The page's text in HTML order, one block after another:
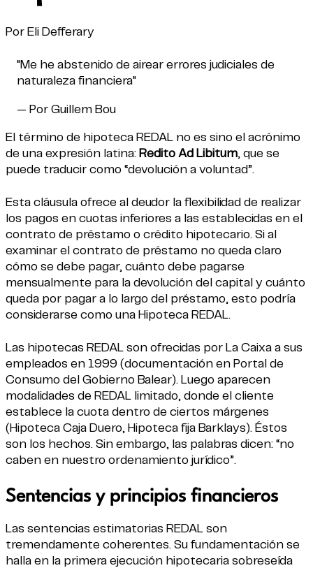
Por Eli Defferary
"Me he abstenido de airear errores judiciales de
naturaleza financiera"
— Por Guillem Bou
El término de hipoteca REDAL no es sino el acrónimo
de una expresión latina: Redito Ad Libitum, que se
puede traducir como “devolución a voluntad”.
Esta cláusula ofrece al deudor la flexibilidad de realizar
los pagos en cuotas inferiores a las establecidas en el
contrato de préstamo o crédito hipotecario. Si al
examinar el contrato de préstamo no queda claro
cómo se debe pagar, cuánto debe pagarse
mensualmente para la devolución del capital y cuánto
queda por pagar a lo largo del préstamo, esto podría
considerarse como una Hipoteca REDAL.
Las hipotecas REDAL son ofrecidas por La Caixa a sus
empleados en 1999 (documentación en Portal de
Consumo del Gobierno Balear). Luego aparecen
modalidades de REDAL limitado, donde el cliente
establece la cuota dentro de ciertos márgenes
(Hipoteca Caja Duero, Hipoteca fija Barklays). Éstos
son los hechos. Sin embargo, las palabras dicen: “no
caben en nuestro ordenamiento jurídico”.
Sentencias y principios financieros
Las sentencias estimatorias REDAL son
tremendamente coherentes. Su fundamentación se
halla en la primera ejecución hipotecaria sobreseída